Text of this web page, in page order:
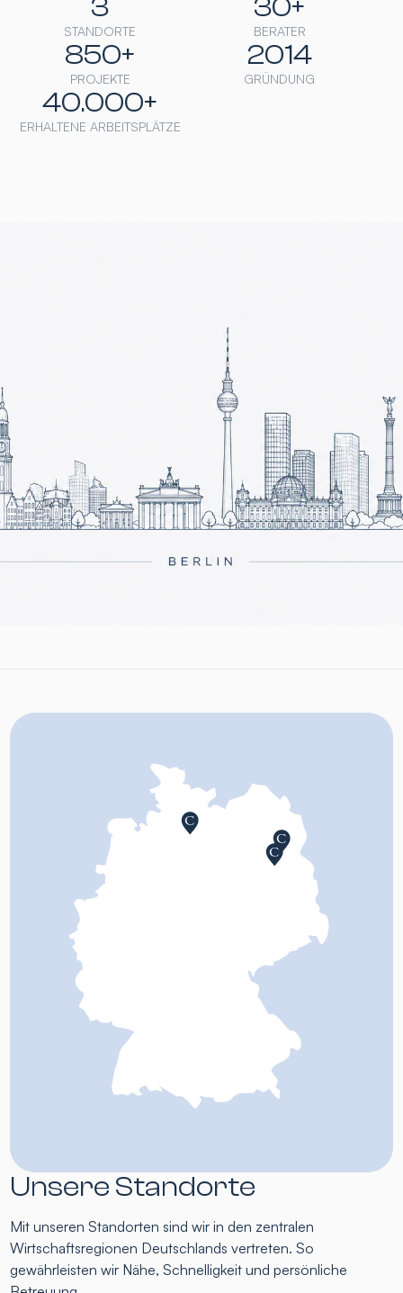
STANDORTE
3
BERATER
30+
PROJEKTE
850+
GRÜNDUNG
2014
ERHALTENE ARBEITSPLÄTZE
40.000+
Unsere Standorte
Mit unseren Standorten sind wir in den zentralen
Wirtschaftsregionen Deutschlands vertreten. So
gewährleisten wir Nähe, Schnelligkeit und persönliche